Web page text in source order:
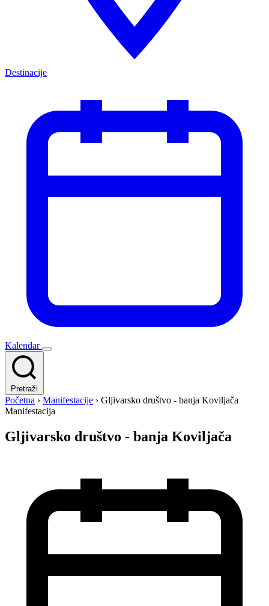
Destinacije
Kalendar
Pretraži
Početna › Manifestacije › Gljivarsko društvo - banja Koviljača
Manifestacija
Gljivarsko društvo - banja Koviljača